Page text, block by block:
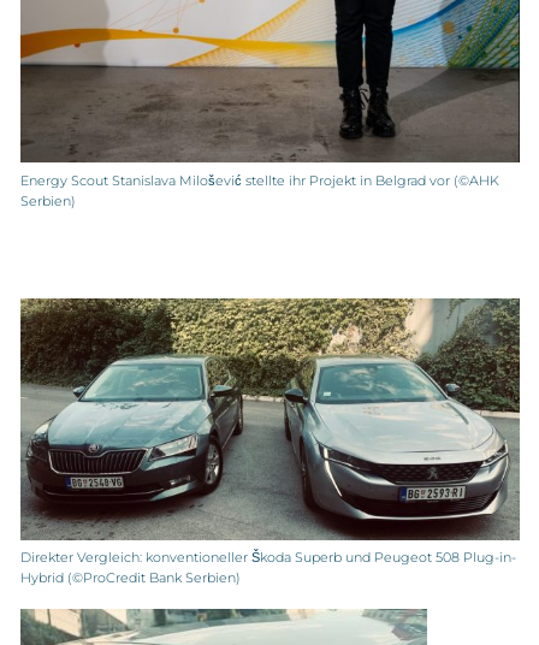
Energy Scout Stanislava Milošević stellte ihr Projekt in Belgrad vor (©AHK
Serbien)
Direkter Vergleich: konventioneller Škoda Superb und Peugeot 508 Plug-in-
Hybrid (©ProCredit Bank Serbien)